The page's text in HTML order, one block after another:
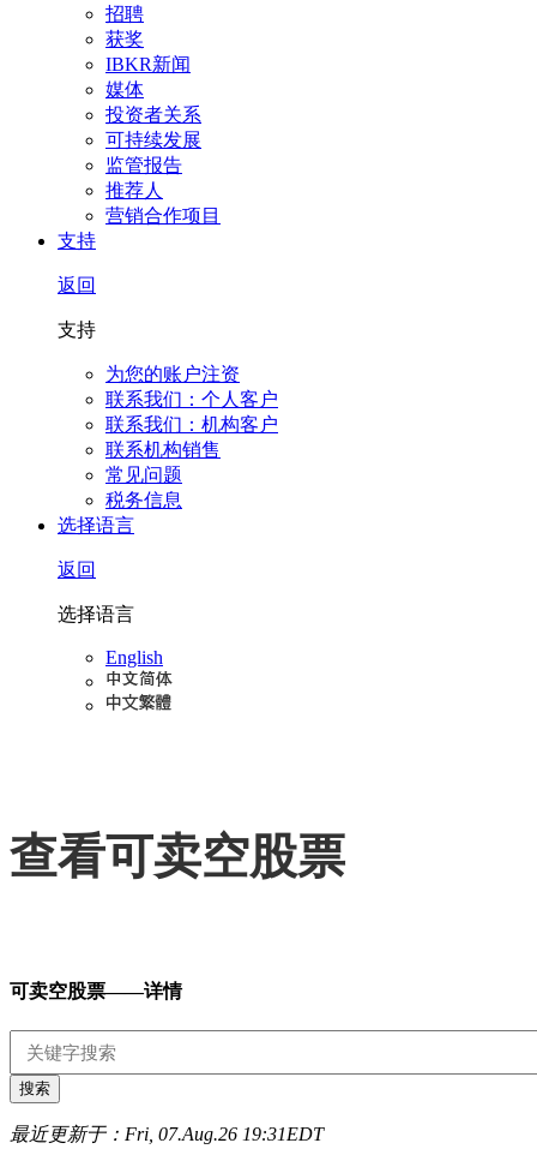
招聘
获奖
IBKR新闻
媒体
投资者关系
可持续发展
监管报告
推荐人
营销合作项目
支持
返回
支持
为您的账户注资
联系我们：个人客户
联系我们：机构客户
联系机构销售
常见问题
税务信息
选择语言
返回
选择语言
English
查看可卖空股票
可卖空股票——详情
最近更新于：Fri, 07.Aug.26 19:31EDT